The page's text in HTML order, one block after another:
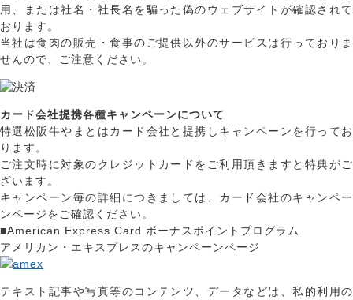
用、または社名・社長名を騙った偽のウェブサイトが確認されて
おります。
当社は食肉の販売・食事のご提供以外のサービスは行っておりま
せんので、ご注意ください。
カード会社提携各種キャンペーンについて
特選松阪牛やまとはカード会社と提携しキャンペーンを行ってお
ります。
ご注文時に対象のクレジットカードをご利用頂きますと特典がご
ざいます。
キャンペーン毎の詳細につきましては、カード会社のキャンペー
ンページをご確認ください。
■American Express Card ボーナスポイントプログラム
アメリカン・エキスプレスのキャンペーンページ
テキスト記事や写真等のコンテンツ、データなどは、私的利用の